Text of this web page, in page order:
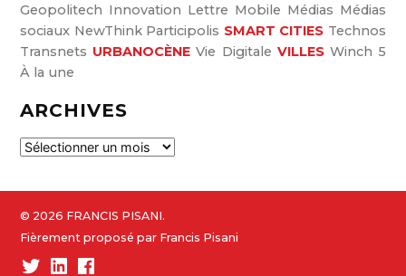
Geopolitech Innovation Lettre Mobile Médias Médias
sociaux NewThink Participolis SMART CITIES Technos
Transnets URBANOCÈNE Vie Digitale VILLES Winch 5
À la une
ARCHIVES
A
c
h
i
e
© 2026 FRANCIS PISANI.
Fièrement proposé par Francis Pisani
TwitterLinked-Facebook